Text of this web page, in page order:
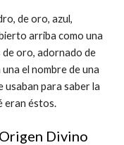
de oro, azul,
arriba como una
de oro, adornado de
el nombre de una
usaban para saber la
eran éstos.
Divino